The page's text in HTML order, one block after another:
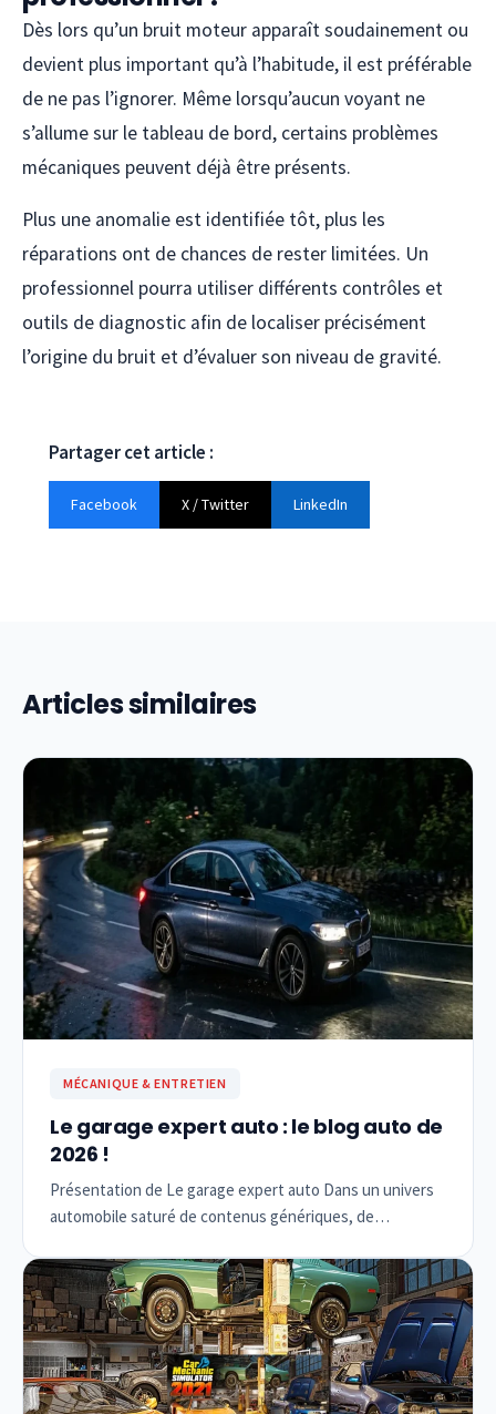
Dès lors qu’un bruit moteur apparaît soudainement ou
devient plus important qu’à l’habitude, il est préférable
de ne pas l’ignorer. Même lorsqu’aucun voyant ne
s’allume sur le tableau de bord, certains problèmes
mécaniques peuvent déjà être présents.
Plus une anomalie est identifiée tôt, plus les
réparations ont de chances de rester limitées. Un
professionnel pourra utiliser différents contrôles et
outils de diagnostic afin de localiser précisément
l’origine du bruit et d’évaluer son niveau de gravité.
Partager cet article :
Facebook X / Twitter LinkedIn
Articles similaires
MÉCANIQUE & ENTRETIEN
Le garage expert auto : le blog auto de
2026 !
Présentation de Le garage expert auto Dans un univers
automobile saturé de contenus génériques, de…